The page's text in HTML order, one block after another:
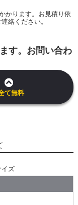
かります。お見積り依
絡ください。
す。お問い合わ
て無料
ズ